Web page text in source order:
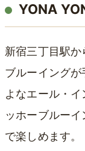
YONA
新宿三丁目駅
ブルーイング
よなエール・
ッホーブルー
で楽しめます。